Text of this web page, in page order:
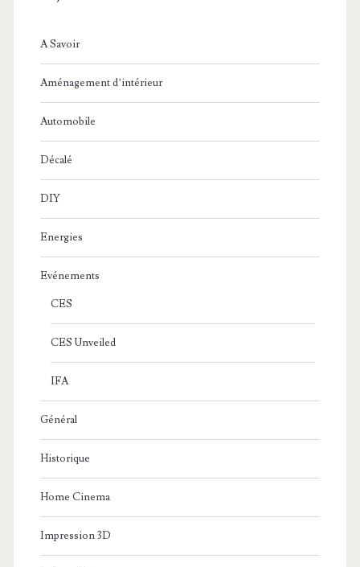
A Savoir
Aménagement d’intérieur
Automobile
Décalé
DIY
Energies
Evénements
CES
CES Unveiled
IFA
Général
Historique
Home Cinema
Impression 3D